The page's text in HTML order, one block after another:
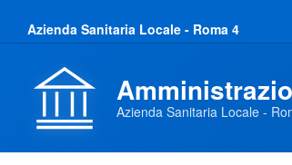
Azienda Sanitaria Locale - Roma 4
Azienda Sanitaria Locale -